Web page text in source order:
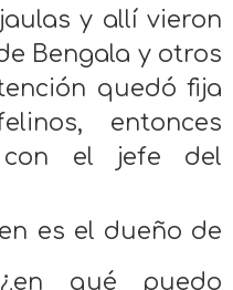
y allí vieron
Bengala y otros
quedó fija
entonces
con el jefe del
es el dueño de
qué puedo